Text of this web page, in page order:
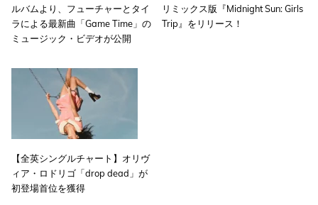
ルバムより、フューチャーとタイ
ラによる最新曲「Game Time」の
ミュージック・ビデオが公開
リミックス版『Midnight Sun: Girls
Trip』をリリース！
【全英シングルチャート】オリヴ
ィア・ロドリゴ「drop dead」が
初登場首位を獲得